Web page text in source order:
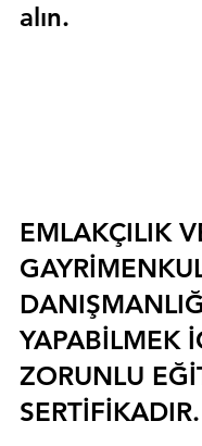
alın.
EMLAKÇILIK
YAPABİLMEK
ZORUNLU
SERTİFİKADIR.